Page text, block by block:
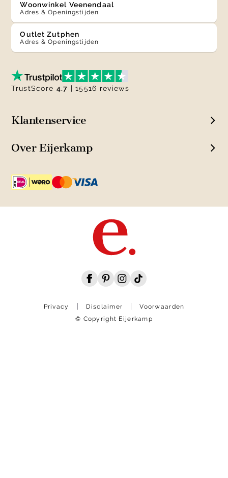
Woonwinkel Veenendaal
Adres & Openingstijden
Outlet Zutphen
Adres & Openingstijden
Klantenservice
Over Eijerkamp
TrustScore 4.7 | 15516 reviews
Privacy Disclaimer
Voorwaarden
© Copyright Eijerkamp